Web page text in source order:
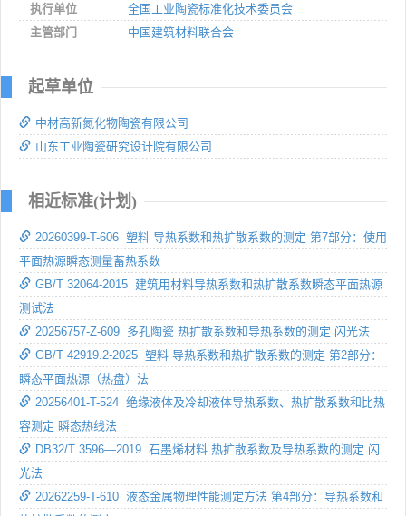
执行单位
全国工业陶瓷标准化技术委员会
主管部门
中国建筑材料联合会
起草单位
中材高新氮化物陶瓷有限公司
山东工业陶瓷研究设计院有限公司
相近标准(计划)
20260399-T-606 塑料 导热系数和热扩散系数的测定 第7部分：使用
平面热源瞬态测量蓄热系数
GB/T 32064-2015 建筑用材料导热系数和热扩散系数瞬态平面热源
测试法
20256757-Z-609 多孔陶瓷 热扩散系数和导热系数的测定 闪光法
GB/T 42919.2-2025 塑料 导热系数和热扩散系数的测定 第2部分：
瞬态平面热源（热盘）法
20256401-T-524 绝缘液体及冷却液体导热系数、热扩散系数和比热
容测定 瞬态热线法
DB32/T 3596—2019 石墨烯材料 热扩散系数及导热系数的测定 闪
光法
20262259-T-610 液态金属物理性能测定方法 第4部分：导热系数和